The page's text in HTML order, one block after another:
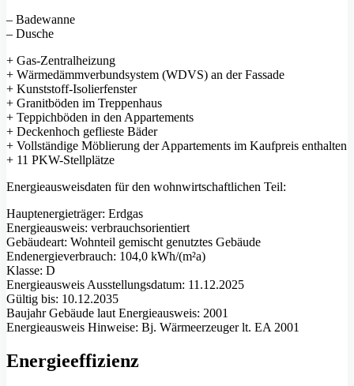
– Badewanne
– Dusche
+ Gas-Zentralheizung
+ Wärmedämmverbundsystem (WDVS) an der Fassade
+ Kunststoff-Isolierfenster
+ Granitböden im Treppenhaus
+ Teppichböden in den Appartements
+ Deckenhoch geflieste Bäder
+ Vollständige Möblierung der Appartements im Kaufpreis enthalten
+ 11 PKW-Stellplätze
Energieausweisdaten für den wohnwirtschaftlichen Teil:
Hauptenergieträger: Erdgas
Energieausweis: verbrauchsorientiert
Gebäudeart: Wohnteil gemischt genutztes Gebäude
Endenergieverbrauch: 104,0 kWh/(m²a)
Klasse: D
Energieausweis Ausstellungsdatum: 11.12.2025
Gültig bis: 10.12.2035
Baujahr Gebäude laut Energieausweis: 2001
Energieausweis Hinweise: Bj. Wärmeerzeuger lt. EA 2001
Energieeffizienz